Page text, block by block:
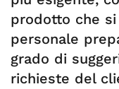
prodotto che
personale
grado di
richieste del